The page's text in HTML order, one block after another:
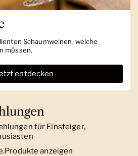
Schaumweinen, welche
müssen.
entdecken
für Einsteiger,
anzeigen